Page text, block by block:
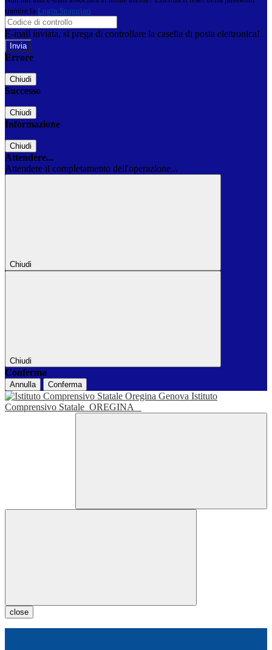
tramite la Login Spaggiari
E-mail inviata, si prega di controllare la casella di posta elettronica!
Errore
Chiudi
Successo
Chiudi
Informazione
Chiudi
Attendere...
Attendere il completamento dell'operazione...
Chiudi
Chiudi
Conferma
Annulla Conferma
Istituto
Comprensivo Statale OREGINA
close